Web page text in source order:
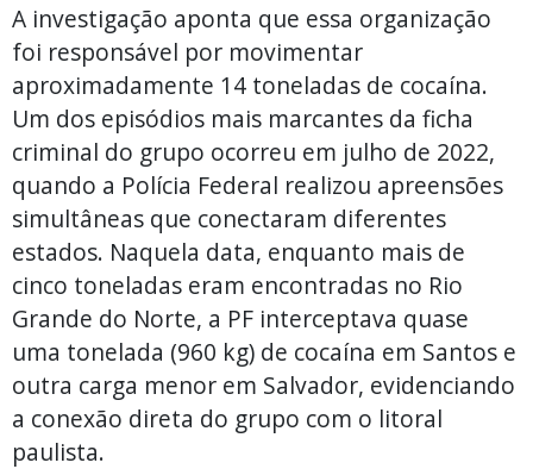
A investigação aponta que essa organização
foi responsável por movimentar
aproximadamente 14 toneladas de cocaína.
Um dos episódios mais marcantes da ficha
criminal do grupo ocorreu em julho de 2022,
quando a Polícia Federal realizou apreensões
simultâneas que conectaram diferentes
estados. Naquela data, enquanto mais de
cinco toneladas eram encontradas no Rio
Grande do Norte, a PF interceptava quase
uma tonelada (960 kg) de cocaína em Santos e
outra carga menor em Salvador, evidenciando
a conexão direta do grupo com o litoral
paulista.